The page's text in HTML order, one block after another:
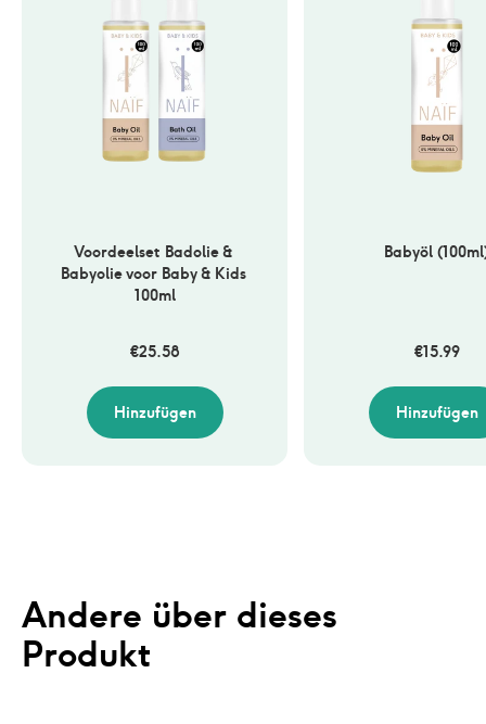
Voordeelset Badolie &
Babyolie voor Baby & Kids
100ml
€25.58
Hinzufügen
Babyöl
€15.99
Hinzufügen
Andere über dieses
Produkt